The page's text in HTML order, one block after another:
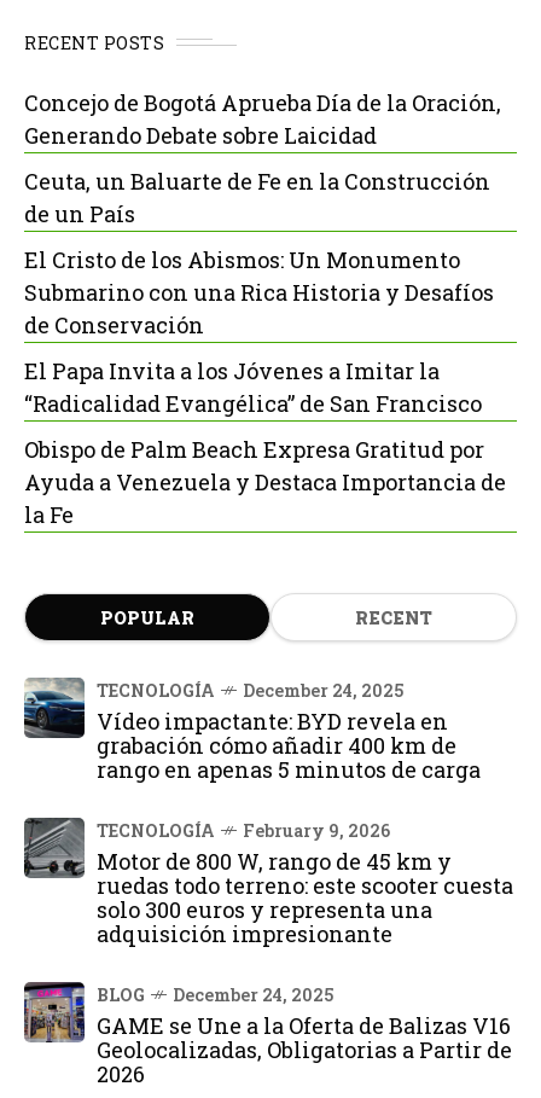
RECENT POSTS
Concejo de Bogotá Aprueba Día de la Oración,
Generando Debate sobre Laicidad
Ceuta, un Baluarte de Fe en la Construcción
de un País
El Cristo de los Abismos: Un Monumento
Submarino con una Rica Historia y Desafíos
de Conservación
El Papa Invita a los Jóvenes a Imitar la
“Radicalidad Evangélica” de San Francisco
Obispo de Palm Beach Expresa Gratitud por
Ayuda a Venezuela y Destaca Importancia de
la Fe
POPULAR RECENT
TECNOLOGÍA December 24, 2025
Vídeo impactante: BYD revela en
grabación cómo añadir 400 km de
rango en apenas 5 minutos de carga
TECNOLOGÍA February 9, 2026
Motor de 800 W, rango de 45 km y
ruedas todo terreno: este scooter cuesta
solo 300 euros y representa una
adquisición impresionante
BLOG December 24, 2025
GAME se Une a la Oferta de Balizas V16
Geolocalizadas, Obligatorias a Partir de
2026